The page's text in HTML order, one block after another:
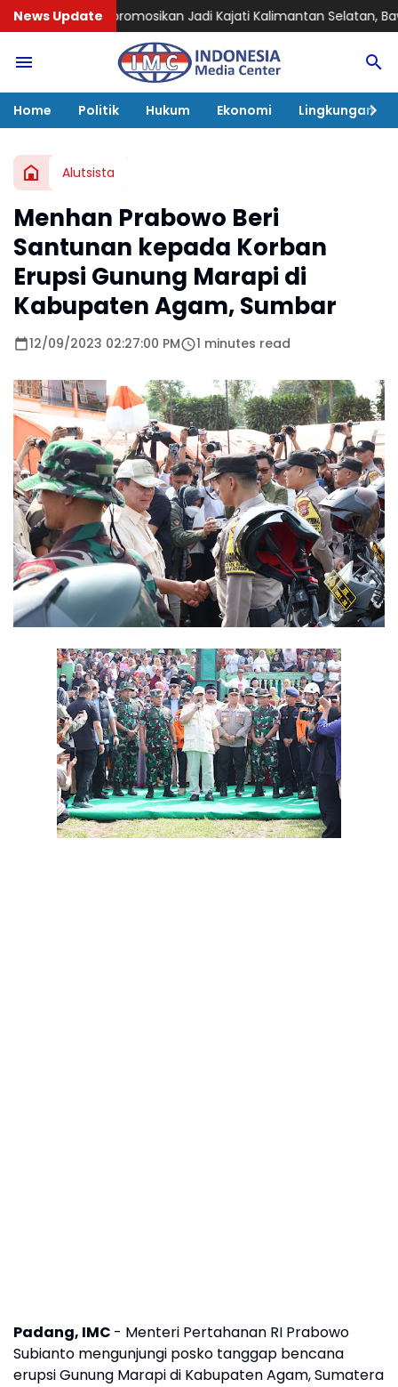
News Update
Jadi Kajati Kalimantan Selatan, Bawa Pengalaman
Home Politik Hukum Ekonomi Lingkungan
Alutsista
Menhan Prabowo Beri
Santunan kepada Korban
Erupsi Gunung Marapi di
Kabupaten Agam, Sumbar
12/09/2023 02:27:00 PM 1 minutes read
Padang, IMC - Menteri Pertahanan RI Prabowo
Subianto mengunjungi posko tanggap bencana
erupsi Gunung Marapi di Kabupaten Agam, Sumatera